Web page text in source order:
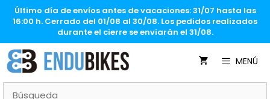
SaltarÚltimo día de envíos antes de vacaciones: 31/07 hasta las
16:00 h. Cerrado del 01/08 al 30/08. Los pedidos realizados
durante el cierre se enviarán el 31/08.
MENÚ